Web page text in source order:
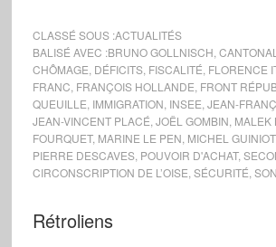
CLASSÉ SOUS :ACTUALITÉS
BALISÉ AVEC :BRUNO GOLLNISCH
CHÔMAGE DÉFICITS, FISCALITÉ FLORENCE
FRANC FRANÇOIS HOLLANDE FRONT
QUEUILLE IMMIGRATION INSEE JEAN-
JEAN-VINCENT PLACÉ JOËL GOMBIN MALEK
FOURQUET, MARINE LE PEN MICHEL GUINIOT,
PIERRE DESCAVES, POUVOIR D'ACHAT,
CIRCONSCRIPTION DE L’OISE SÉCURITÉ
Rétroliens